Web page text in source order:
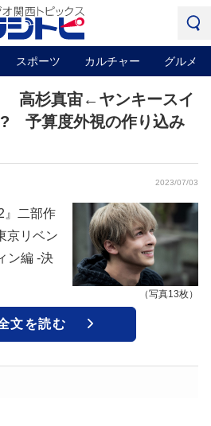
スポーツ カルチャー グルメ
高杉真宙←ヤンキースイ
予算度外視の作り込み
2023/07/03
（写真13枚）
』二部作
京リベン
ン編 -決
文を読む